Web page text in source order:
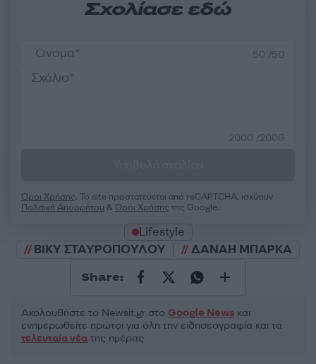
Σχολίασε εδώ
50 /50
2000 /2000
Όροι Χρήσης. Το site προστατεύεται από reCAPTCHA, ισχύουν
Πολιτική Απορρήτου &Όροι Χρήσης της Google.
Lifestyle
ΒΙΚΥ ΣΤΑΥΡΟΠΟΥΛΟΥ
ΔΑΝΑΗ ΜΠΑΡΚΑ
Share:
Ακολουθήστε το Νewsit.gr στο Google News και
ενημερωθείτε πρώτοι για όλη την ειδησεογραφία και τα
τελευταία νέα της ημέρας